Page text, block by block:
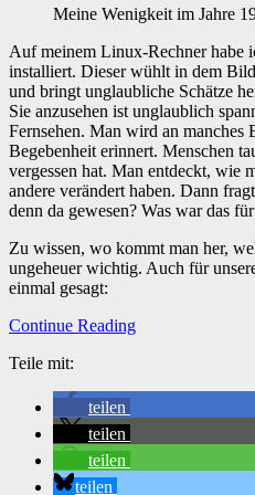
Meine Wenigkeit im Jahre
Auf meinem Linux-Rechner habe
installiert. Dieser wühlt in dem
und bringt unglaubliche Schätze
Sie anzusehen ist unglaublich
Fernsehen. Man wird an manches
Begebenheit erinnert. Menschen
vergessen hat. Man entdeckt, wie
andere verändert haben. Dann
denn da gewesen? Was war das
Zu wissen, wo kommt man her,
ungeheuer wichtig. Auch für
einmal gesagt:
Continue Reading
Teile mit:
teilen
teilen
teilen
teilen